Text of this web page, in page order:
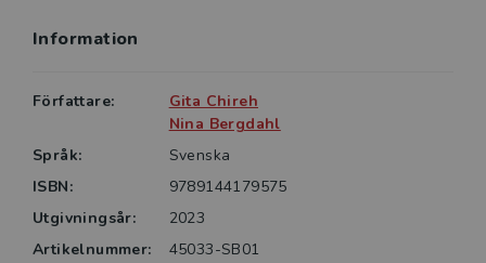
Boken ger kunskap för undervisning som sker såväl
Information
Författare:
Gita Chireh
Nina Bergdahl
Språk:
Svenska
ISBN:
9789144179575
Utgivningsår:
2023
Artikelnummer:
45033-SB01